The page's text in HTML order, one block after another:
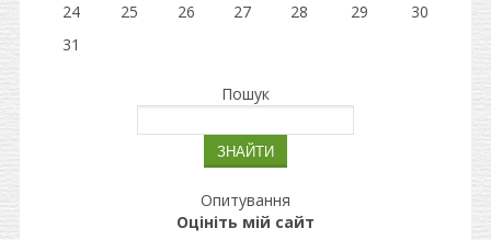
24
25 26 27 28 29
30
31
Пошук
Опитування
Оцініть мій сайт